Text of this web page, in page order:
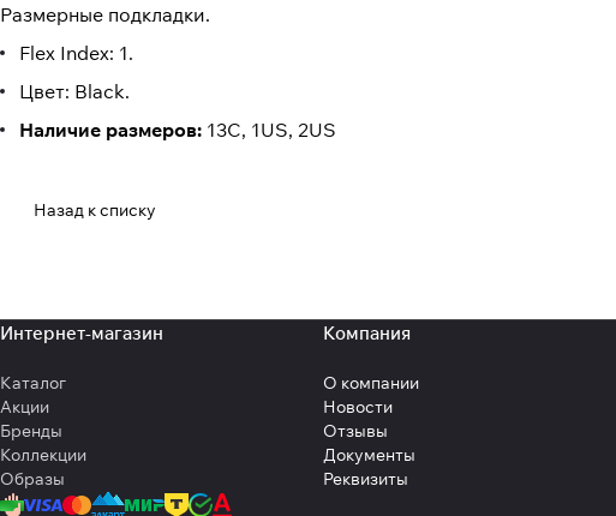
Размерные подкладки.
Flex Index: 1.
Цвет: Black.
Наличие размеров: 13C, 1US, 2US
Назад к списку
Интернет-магазин
Каталог
Акции
Бренды
Коллекции
Образы
Компания
О компании
Новости
Отзывы
Документы
Реквизиты